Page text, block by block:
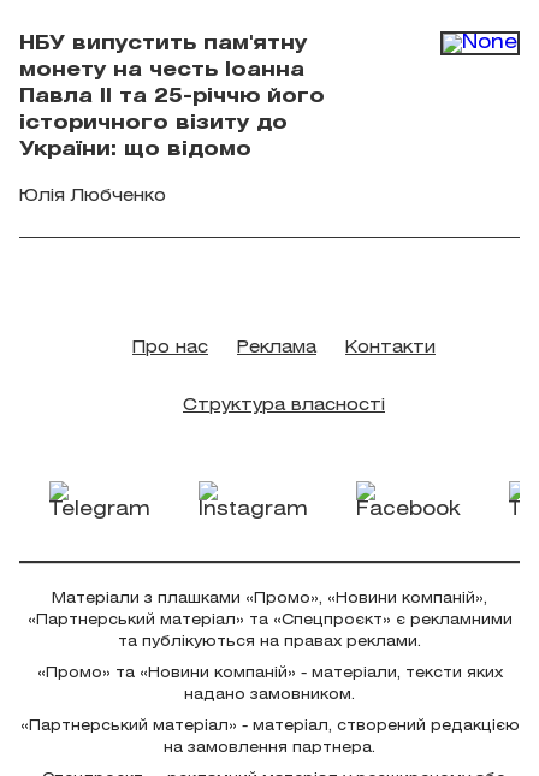
НБУ випустить пам'ятну
монету на честь Іоанна
Павла II та 25-річчю його
історичного візиту до
України: що відомо
Юлія Любченко
Про нас Реклама Контакти
Структура власності
Матеріали з плашками «Промо», «Новини компаній»,
«Партнерський матеріал» та «Спецпроєкт» є рекламними
та публікуються на правах реклами.
«Промо» та «Новини компаній» - матеріали, тексти яких
надано замовником.
«Партнерський матеріал» - матеріал, створений редакцією
на замовлення партнера.